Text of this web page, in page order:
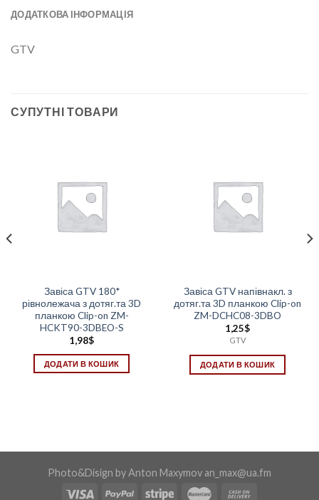
ДОДАТКОВА ІНФОРМАЦІЯ
GTV
СУПУТНІ ТОВАРИ
Завіса GTV 180*
рівнолежача з дотяг.та 3D
планкою Clip-on ZM-
HCKT90-3DBEO-S
1,98$
ДОДАТИ В КОШИК
Завіса GTV напівнакл. з
дотяг.та 3D планкою Clip-on
ZM-DCHC08-3DBO
1,25$
GTV
ДОДАТИ В КОШИК
Photo&Disign by Anton Maxymov an_max@ua.fm